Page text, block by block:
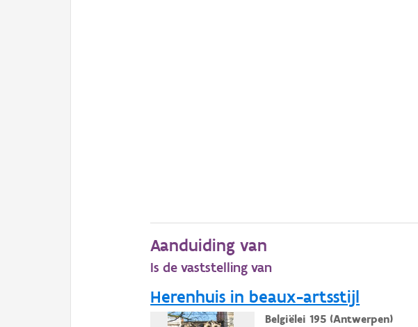
Aanduiding van
Is de vaststelling van
Herenhuis in beaux-artsstijl
Belgiëlei 195 (Antwerpen)